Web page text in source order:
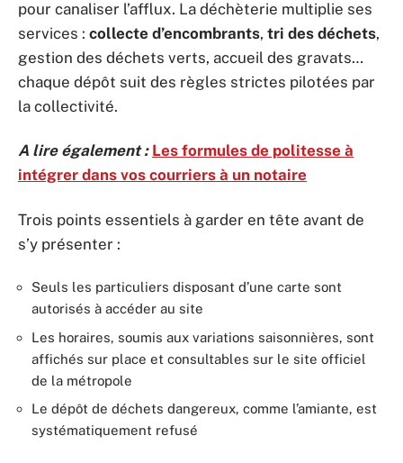
pour canaliser l’afflux. La déchèterie multiplie ses
services : collecte d’encombrants, tri des déchets,
gestion des déchets verts, accueil des gravats…
chaque dépôt suit des règles strictes pilotées par
la collectivité.
A lire également : Les formules de politesse à
intégrer dans vos courriers à un notaire
Trois points essentiels à garder en tête avant de
s’y présenter :
Seuls les particuliers disposant d’une carte sont
autorisés à accéder au site
Les horaires, soumis aux variations saisonnières, sont
affichés sur place et consultables sur le site officiel
de la métropole
Le dépôt de déchets dangereux, comme l’amiante, est
systématiquement refusé